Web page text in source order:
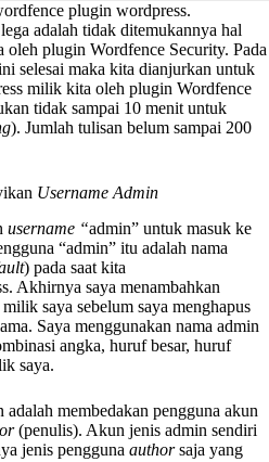
plugin wordpress.
adalah tidak ditemukannya hal
plugin Wordfence Security. Pada
selesai maka kita dianjurkan untuk
milik kita oleh plugin Wordfence
tidak sampai 10 menit untuk
). Jumlah tulisan belum sampai 200
Username Admin
username “admin” untuk masuk ke
“admin” itu adalah nama
) pada saat kita
Akhirnya saya menambahkan
saya sebelum saya menghapus
Saya menggunakan nama admin
angka, huruf besar, huruf
saya.
membedakan pengguna akun
(penulis). Akun jenis admin sendiri
jenis pengguna authorsaja yang